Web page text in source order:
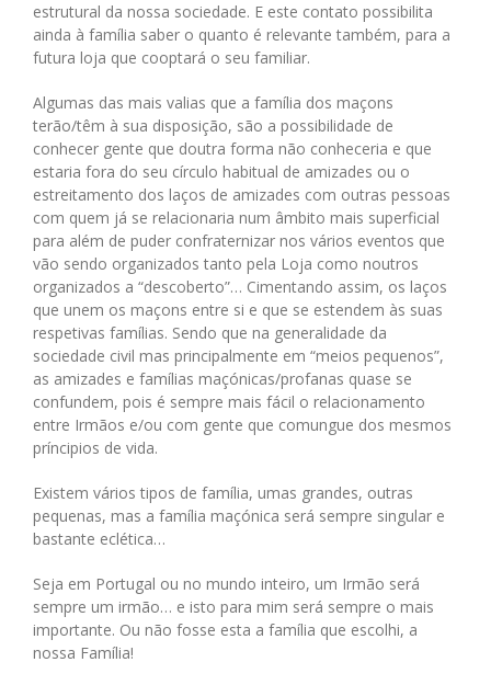
estrutural da nossa sociedade. E este contato possibilita
ainda à família saber o quanto é relevante também, para a
futura loja que cooptará o seu familiar.
Algumas das mais valias que a família dos maçons
terão/têm à sua disposição, são a possibilidade de
conhecer gente que doutra forma não conheceria e que
estaria fora do seu círculo habitual de amizades ou o
estreitamento dos laços de amizades com outras pessoas
com quem já se relacionaria num âmbito mais superficial
para além de puder confraternizar nos vários eventos que
vão sendo organizados tanto pela Loja como noutros
organizados a “descoberto”… Cimentando assim, os laços
que unem os maçons entre si e que se estendem às suas
respetivas famílias. Sendo que na generalidade da
sociedade civil mas principalmente em “meios pequenos”,
as amizades e famílias maçónicas/profanas quase se
confundem, pois é sempre mais fácil o relacionamento
entre Irmãos e/ou com gente que comungue dos mesmos
príncipios de vida.
Existem vários tipos de família, umas grandes, outras
pequenas, mas a família maçónica será sempre singular e
bastante eclética…
Seja em Portugal ou no mundo inteiro, um Irmão será
sempre um irmão… e isto para mim será sempre o mais
importante. Ou não fosse esta a família que escolhi, a
nossa Família!